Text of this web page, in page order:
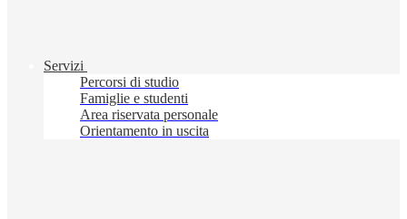
Servizi
Percorsi di studio
Famiglie e studenti
Area riservata personale
Orientamento in uscita